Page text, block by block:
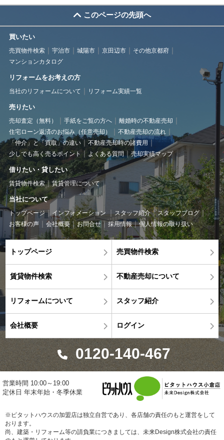
このページの先頭へ
買いたい
売買物件検索 宇治市 城陽市 京田辺市
その他京都府
マンションカタログ
リフォームをお考えの方
当社のリフォームについて リフォーム実績一覧
売りたい
売却査定（無料） 手紙をご覧の方へ
離婚時の不動産売却
住宅ローン返済のお悩み（任意売却）
不動産売却の流れ
「仲介」と「買取」の違い
不動産売却時の諸費用
少しでも高く売るポイント
よくある質問 売却実績マップ
借りたい・貸したい
賃貸物件検索 賃貸管理について
当社について
トップページ インフォメーション スタッフ紹介
スタッフブログ
お客様の声
会社概要 お問合せ 採用情報 個人情報の取り扱い
トップページ 売買物件検索
賃貸物件検索 不動産売却について
リフォームについて スタッフ紹介
会社概要 ログイン
0120-140-467
営業時間 10:00～19:00
定休日 年末年始・冬季休業
※ピタットハウスの加盟店は独立自営であり、各店舗の責任のもと運営をして
おります。
尚、建築・リフォーム等の請負業につきましては、未来Design株式会社の責任